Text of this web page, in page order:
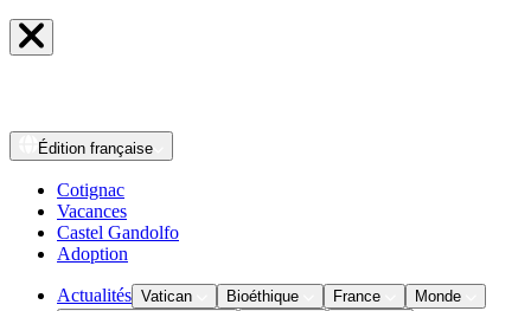
Édition française
Cotignac
Vacances
Castel Gandolfo
Adoption
Actualités Vatican Bioéthique France
Monde